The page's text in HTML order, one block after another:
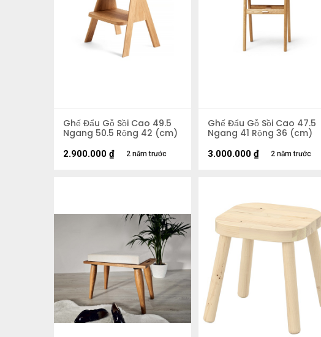
Ghế Đẩu Gỗ Sồi Cao 49.5
Ngang 50.5 Rộng 42 (cm)
2 năm trước
2.900.000 ₫
Ghế Đẩu Gỗ Sồi Cao 47.5
Ngang 41 Rộng 36 (cm)
2 năm trước
3.000.000 ₫